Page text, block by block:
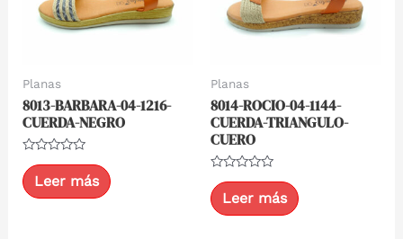
Planas
8013-BARBARA-04-1216-
CUERDA-NEGRO
Valorado
con
0
de
Leer más
Planas
8014-ROCIO-04-1144-
CUERDA-TRIANGULO-
CUERO
Valorado
con
0
de
Leer más